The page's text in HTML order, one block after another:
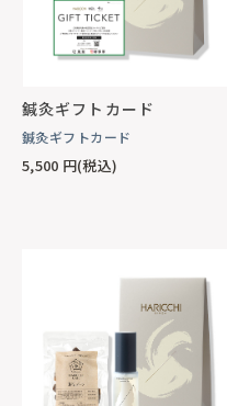
鍼灸ギフトカード
鍼灸ギフトカード
5,500 円(税込)